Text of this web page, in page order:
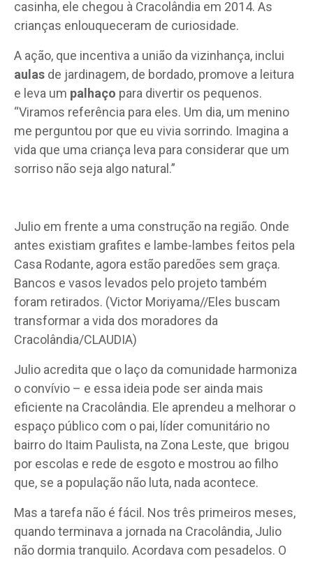
casinha, ele chegou à Cracolândia em 2014. As
crianças enlouqueceram de curiosidade.
A ação, que incentiva a união da vizinhança, inclui
aulas de jardinagem, de bordado, promove a leitura
e leva um palhaço para divertir os pequenos.
“Viramos referência para eles. Um dia, um menino
me perguntou por que eu vivia sorrindo. Imagina a
vida que uma criança leva para considerar que um
sorriso não seja algo natural.”
Julio em frente a uma construção na região. Onde
antes existiam grafites e lambe-lambes feitos pela
Casa Rodante, agora estão paredões sem graça.
Bancos e vasos levados pelo projeto também
foram retirados. (Victor Moriyama//Eles buscam
transformar a vida dos moradores da
Cracolândia/CLAUDIA)
Julio acredita que o laço da comunidade harmoniza
o convívio – e essa ideia pode ser ainda mais
eficiente na Cracolândia. Ele aprendeu a melhorar o
espaço público com o pai, líder comunitário no
bairro do Itaim Paulista, na Zona Leste, que brigou
por escolas e rede de esgoto e mostrou ao filho
que, se a população não luta, nada acontece.
Mas a tarefa não é fácil. Nos três primeiros meses,
quando terminava a jornada na Cracolândia, Julio
não dormia tranquilo. Acordava com pesadelos. O